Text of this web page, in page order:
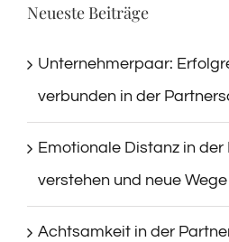
Neueste Beiträge
Unternehmerpaar:
verbunden in der
Emotionale Distanz in
verstehen und neue
Achtsamkeit in der